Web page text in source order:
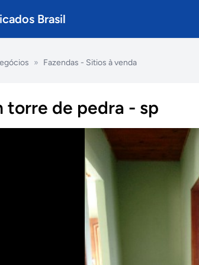
Brasil
» Fazendas - Sitios à venda
torre de pedra - sp